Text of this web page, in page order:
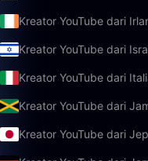
Kreator YouTube dari
Kreator YouTube dari
Kreator YouTube dari
Kreator YouTube dari
Kreator YouTube dari